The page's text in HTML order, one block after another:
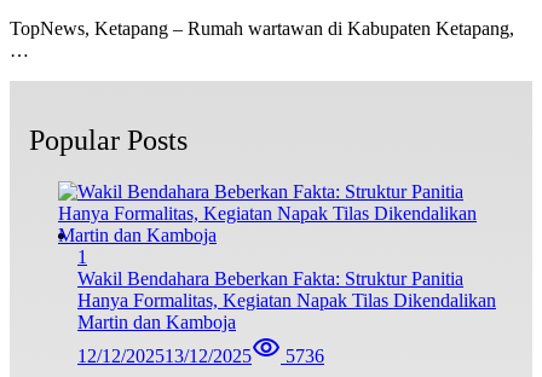
TopNews, Ketapang – Rumah wartawan di Kabupaten Ketapang,
…
Popular Posts
1
Wakil Bendahara Beberkan Fakta: Struktur Panitia
Hanya Formalitas, Kegiatan Napak Tilas Dikendalikan
Martin dan Kamboja
12/12/202513/12/2025 5736